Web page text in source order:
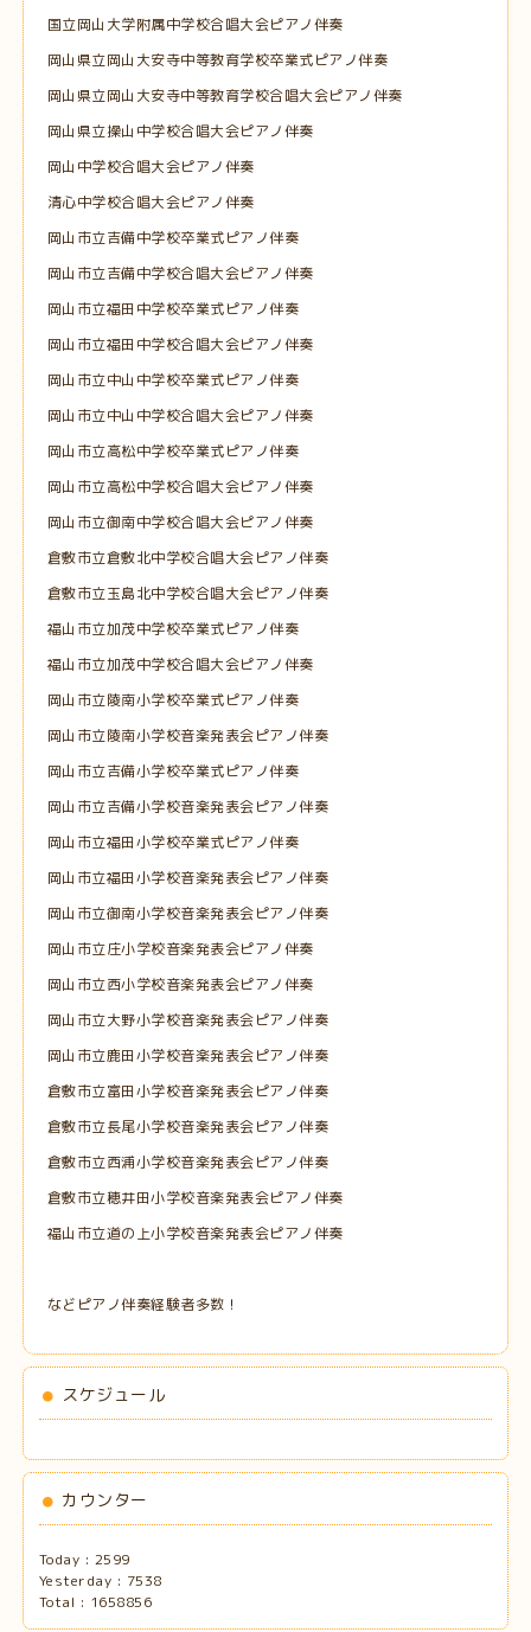
国立岡山大学附属中学校合唱大会ピアノ伴奏
岡山県立岡山大安寺中等教育学校卒業式ピアノ伴奏
岡山県立岡山大安寺中等教育学校合唱大会ピアノ伴奏
岡山県立操山中学校合唱大会ピアノ伴奏
岡山中学校合唱大会ピアノ伴奏
清心中学校合唱大会ピアノ伴奏
岡山市立吉備中学校卒業式ピアノ伴奏
岡山市立吉備中学校合唱大会ピアノ伴奏
岡山市立福田中学校卒業式ピアノ伴奏
岡山市立福田中学校合唱大会ピアノ伴奏
岡山市立中山中学校卒業式ピアノ伴奏
岡山市立中山中学校合唱大会ピアノ伴奏
岡山市立高松中学校卒業式ピアノ伴奏
岡山市立高松中学校合唱大会ピアノ伴奏
岡山市立御南中学校合唱大会ピアノ伴奏
倉敷市立倉敷北中学校合唱大会ピアノ伴奏
倉敷市立玉島北中学校合唱大会ピアノ伴奏
福山市立加茂中学校卒業式ピアノ伴奏
福山市立加茂中学校合唱大会ピアノ伴奏
岡山市立陵南小学校卒業式ピアノ伴奏
岡山市立陵南小学校音楽発表会ピアノ伴奏
岡山市立吉備小学校卒業式ピアノ伴奏
岡山市立吉備小学校音楽発表会ピアノ伴奏
岡山市立福田小学校卒業式ピアノ伴奏
岡山市立福田小学校音楽発表会ピアノ伴奏
岡山市立御南小学校音楽発表会ピアノ伴奏
岡山市立庄小学校音楽発表会ピアノ伴奏
岡山市立西小学校音楽発表会ピアノ伴奏
岡山市立大野小学校音楽発表会ピアノ伴奏
岡山市立鹿田小学校音楽発表会ピアノ伴奏
倉敷市立富田小学校音楽発表会ピアノ伴奏
倉敷市立長尾小学校音楽発表会ピアノ伴奏
倉敷市立西浦小学校音楽発表会ピアノ伴奏
倉敷市立穂井田小学校音楽発表会ピアノ伴奏
福山市立道の上小学校音楽発表会ピアノ伴奏
などピアノ伴奏経験者多数！
スケジュール
カウンター
Today : 2599
Yesterday : 7538
Total : 1658856